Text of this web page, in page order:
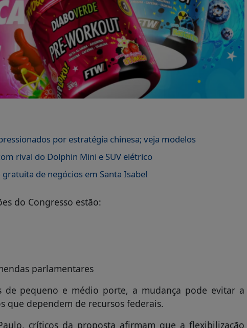
por estratégia chinesa; veja modelos
rival do Dolphin Mini e SUV elétrico
de negócios em Santa Isabel
do Congresso estão:
parlamentares
de pequeno e médio porte, a mudança pode evitar a
que dependem de recursos federais.
críticos da proposta afirmam que a flexibilização